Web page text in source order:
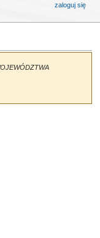
zaloguj się